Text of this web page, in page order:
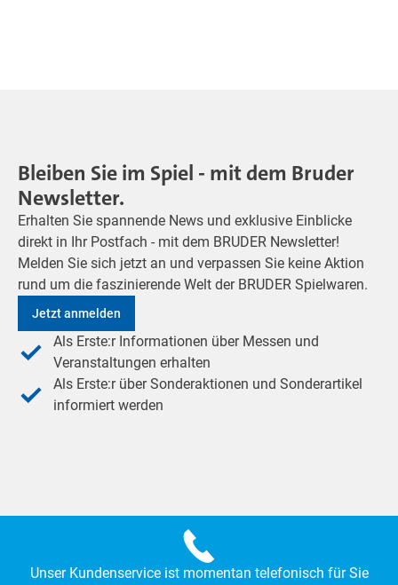
Bleiben Sie im Spiel - mit dem Bruder
Newsletter.
Erhalten Sie spannende News und exklusive Einblicke
direkt in Ihr Postfach - mit dem BRUDER Newsletter!
Melden Sie sich jetzt an und verpassen Sie keine Aktion
rund um die faszinierende Welt der BRUDER Spielwaren.
Jetzt anmelden
Als Erste:r Informationen über Messen und
Veranstaltungen erhalten
Als Erste:r über Sonderaktionen und Sonderartikel
informiert werden
Unser Kundenservice ist momentan telefonisch für Sie